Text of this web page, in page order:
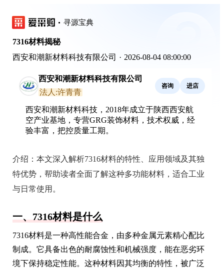
寻源宝典
7316材料揭秘
西安和潮新材料科技有限公司 · 2026-08-04 08:00:00
西安和潮新材料科技有限公司
法人:许青青
咨询 进店
西安和潮新材料科技，2018年成立于陕西西安航
空产业基地，专营GRG装饰材料，技术权威，经
验丰富，把控质量工期。
介绍： 本文深入解析7316材料的特性、应用领域及其独
特优势，帮助读者全面了解这种多功能材料，适合工业
与日常使用。
一、7316材料是什么
7316材料是一种高性能合金，由多种金属元素精心配比
制成。它具备出色的耐腐蚀性和机械强度，能在恶劣环
境下保持稳定性能。这种材料因其均衡的特性，被广泛